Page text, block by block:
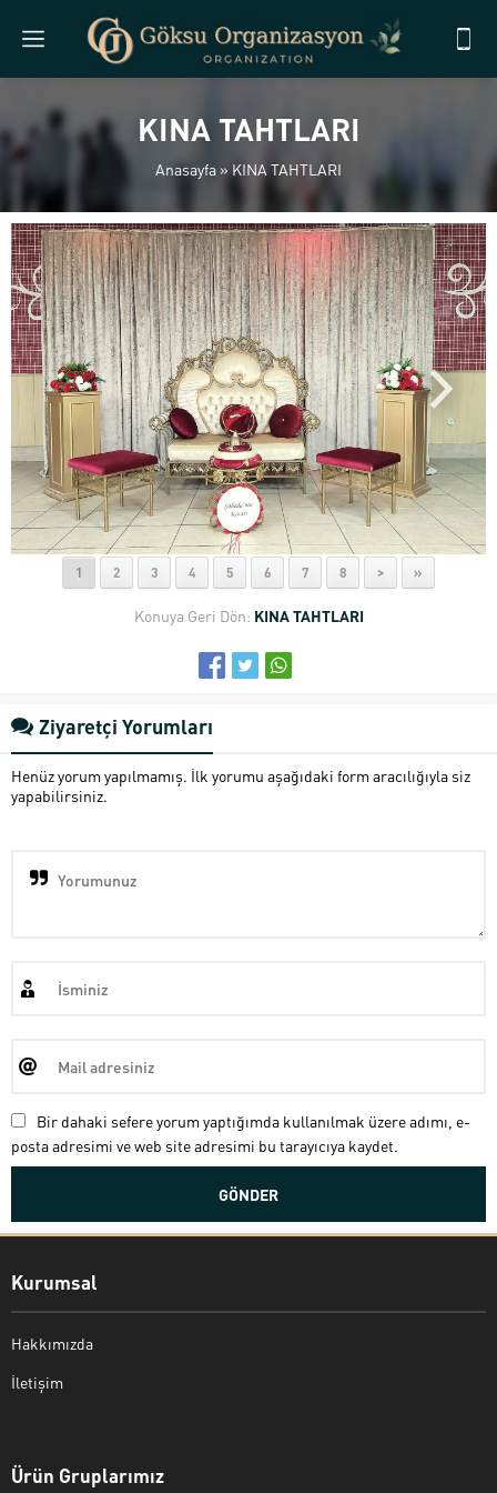
KINA TAHTLARI
Anasayfa » KINA TAHTLARI
1 2 3 4 5 6 7 8 > »
Konuya Geri Dön: KINA TAHTLARI
Ziyaretçi Yorumları
Henüz yorum yapılmamış. İlk yorumu aşağıdaki form aracılığıyla siz
yapabilirsiniz.
Bir dahaki sefere yorum yaptığımda kullanılmak üzere adımı, e-
posta adresimi ve web site adresimi bu tarayıcıya kaydet.
Kurumsal
Hakkımızda
İletişim
Ürün Gruplarımız